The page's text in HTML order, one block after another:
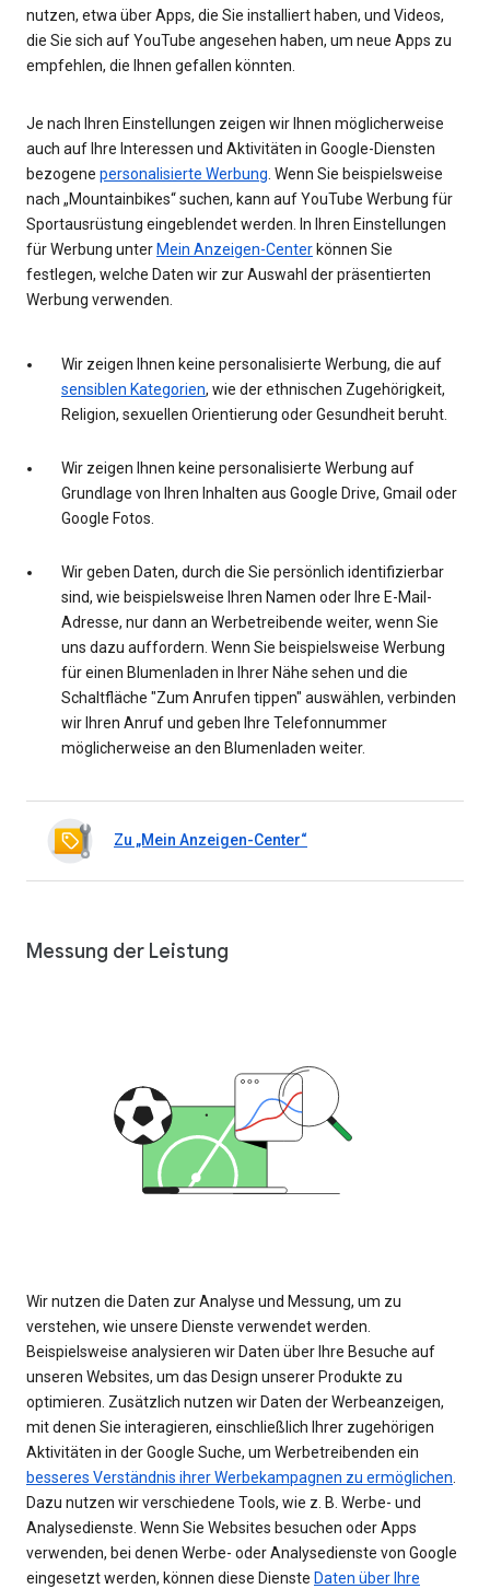
nutzen, etwa über Apps, die Sie installiert haben, und Videos,
die Sie sich auf YouTube angesehen haben, um neue Apps zu
empfehlen, die Ihnen gefallen könnten.
Je nach Ihren Einstellungen zeigen wir Ihnen möglicherweise
auch auf Ihre Interessen und Aktivitäten in Google-Diensten
bezogene personalisierte Werbung . Wenn Sie beispielsweise
nach „Mountainbikes“ suchen, kann auf YouTube Werbung für
Sportausrüstung eingeblendet werden. In Ihren Einstellungen
für Werbung unterMein Anzeigen-Centerkönnen Sie
festlegen, welche Daten wir zur Auswahl der präsentierten
Werbung verwenden.
Wir zeigen Ihnen keine personalisierte Werbung, die auf
sensiblen Kategorien, wie der ethnischen Zugehörigkeit,
Religion, sexuellen Orientierung oder Gesundheit beruht.
Wir zeigen Ihnen keine personalisierte Werbung auf
Grundlage von Ihren Inhalten aus Google Drive, Gmail oder
Google Fotos.
Wir geben Daten, durch die Sie persönlich identifizierbar
sind, wie beispielsweise Ihren Namen oder Ihre E-Mail-
Adresse, nur dann an Werbetreibende weiter, wenn Sie
uns dazu auffordern. Wenn Sie beispielsweise Werbung
für einen Blumenladen in Ihrer Nähe sehen und die
Schaltfläche "Zum Anrufen tippen" auswählen, verbinden
wir Ihren Anruf und geben Ihre Telefonnummer
möglicherweise an den Blumenladen weiter.
Zu „Mein Anzeigen-Center“
Messung der Leistung
Wir nutzen die Daten zur Analyse und Messung, um zu
verstehen, wie unsere Dienste verwendet werden.
Beispielsweise analysieren wir Daten über Ihre Besuche auf
unseren Websites, um das Design unserer Produkte zu
optimieren. Zusätzlich nutzen wir Daten der Werbeanzeigen,
mit denen Sie interagieren, einschließlich Ihrer zugehörigen
Aktivitäten in der Google Suche, um Werbetreibenden ein
besseres Verständnis ihrer Werbekampagnen zu ermöglichen.
Dazu nutzen wir verschiedene Tools, wie z. B. Werbe- und
Analysedienste. Wenn Sie Websites besuchen oder Apps
verwenden, bei denen Werbe- oder Analysedienste von Google
eingesetzt werden, können diese Dienste Daten über Ihre